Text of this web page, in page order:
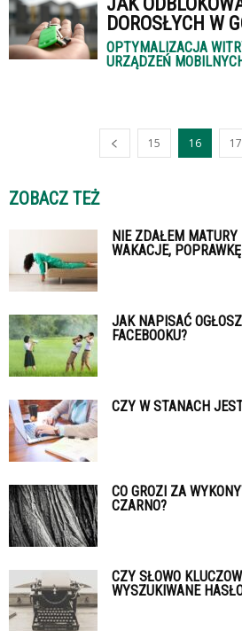
DOROSŁYCH W
OPTYMALIZACJA
URZĄDZEŃ
15 16 17
ZOBACZ TEŻ
NIE ZDAŁEM
WAKACJE,
JAK NAPISAĆ
FACEBOOKU?
CZY W STANACH
CO GROZI ZA
CZARNO?
CZY SŁOWO
WYSZUKIWANE